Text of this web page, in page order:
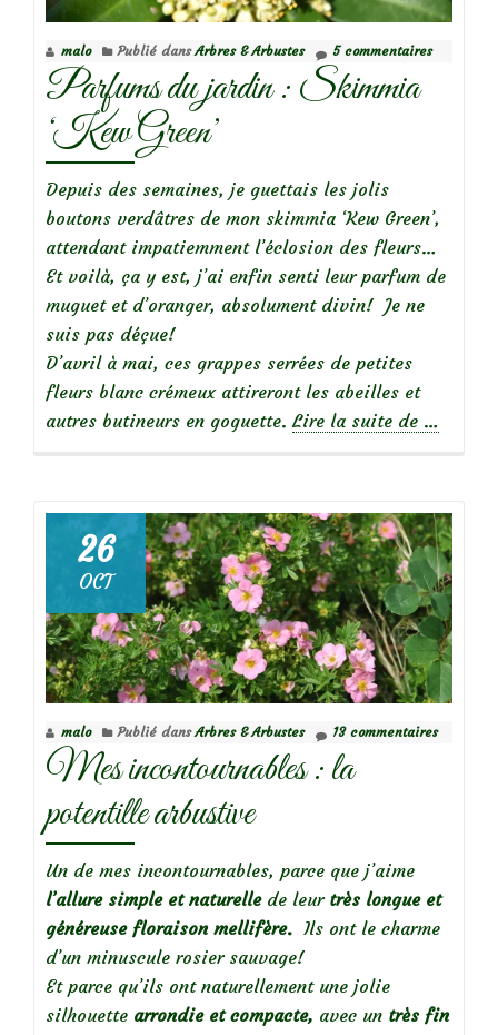
‘Stanwell
Perpetual’
malo Publié dansArbres & Arbustes 5 commentaires
Parfums du jardin : Skimmia
‘Kew Green’
Depuis des semaines, je guettais les jolis
boutons verdâtres de mon skimmia ‘Kew Green’,
attendant impatiemment l’éclosion des fleurs…
Et voilà, ça y est, j’ai enfin senti leur parfum de
muguet et d’oranger, absolument divin! Je ne
suis pas déçue!
D’avril à mai, ces grappes serrées de petites
fleurs blanc crémeux attireront les abeilles et
autres butineurs en goguette. Lire la suite de à
jardin
:
Skimmia
‘Kew
Green’
…
26
OCT
malo Publié dansArbres & Arbustes 13 commentaires
Mes incontournables : la
potentille arbustive
Un de mes incontournables, parce que j’aime
l’allure simple et naturellede leurtrès longue et
généreuse floraison mellifère. Ils ont le charme
d’un minuscule rosier sauvage!
Et parce qu’ils ont naturellement une jolie
silhouette arrondie et compacte, avec un très fin